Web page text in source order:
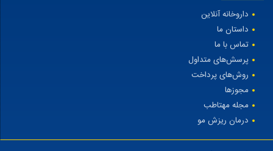
داروخانه آنلاین
داستان ما
تماس با ما
پرسش‌های متداول
روش‌های پرداخت
مجوزها
مجله مهتاطب
درمان ریزش مو